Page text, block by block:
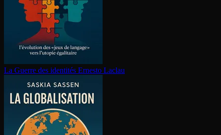
La Guerre des identités Ernesto Laclau